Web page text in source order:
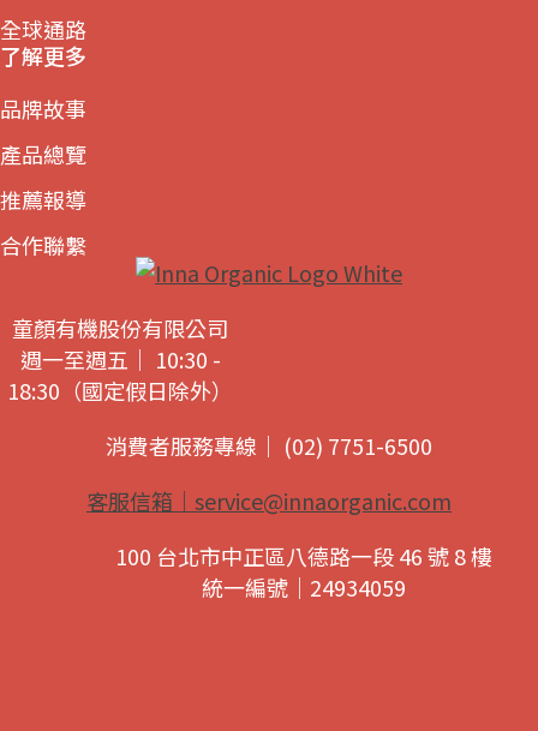
全球通路
了解更多
品牌故事
產品總覽
推薦報導
合作聯繫
童顏有機股份有限公司
週一至週五｜ 10:30 -
18:30（國定假日除外）
消費者服務專線｜ (02) 7751-6500
客服信箱｜ service@innaorganic.com
100 台北市中正區八德路一段 46 號 8 樓
統一編號｜24934059